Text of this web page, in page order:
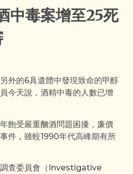
中毒案增至25死
外的6具遺體中發現致命的甲醇
今天說，酒精中毒的人數已增
飽受嚴重酗酒問題困擾，廉價
件，雖較1990年代高峰期有所
調查委員會（Investigative